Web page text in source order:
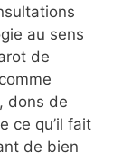
au sens
de
dons de
ce qu’il fait
de bien